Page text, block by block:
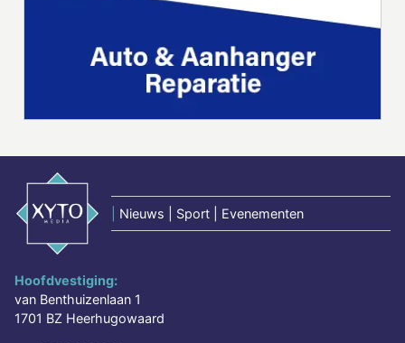
Nieuws | Sport | Evenementen
Hoofdvestiging:
van Benthuizenlaan 1
1701 BZ Heerhugowaard